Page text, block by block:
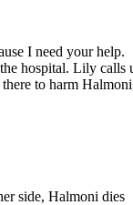
I need your help.
hospital. Lily calls
to harm
side, Halmoni dies